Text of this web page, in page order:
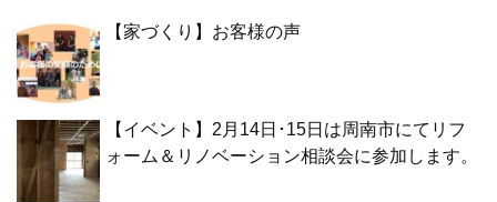
【家づくり】お客様の声
【イベント】2月14日･15日は周南市にてリフ
ォーム＆リノベーション相談会に参加します。